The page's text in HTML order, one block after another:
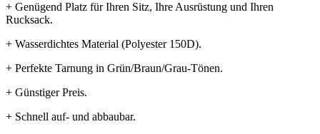
+ Genügend Platz für Ihren Sitz, Ihre Ausrüstung und Ihren
Rucksack.
+ Wasserdichtes Material (Polyester 150D).
+ Perfekte Tarnung in Grün/Braun/Grau-Tönen.
+ Günstiger Preis.
+ Schnell auf- und abbaubar.